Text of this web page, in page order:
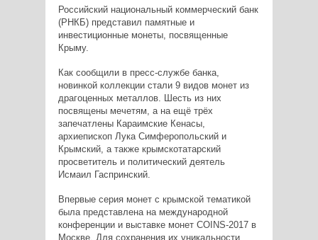
Российский национальный коммерческий банк
(РНКБ) представил памятные и
инвестиционные монеты, посвященные
Крыму.
Как сообщили в пресс-службе банка,
новинкой коллекции стали 9 видов монет из
драгоценных металлов. Шесть из них
посвящены мечетям, а на ещё трёх
запечатлены Караимские Кенасы,
архиепископ Лука Симферопольский и
Крымский, а также крымскотатарский
просветитель и политический деятель
Исмаил Гаспринский.
Впервые серия монет с крымской тематикой
была представлена на международной
конференции и выставке монет COINS-2017 в
Москве. Для сохранения их уникальности